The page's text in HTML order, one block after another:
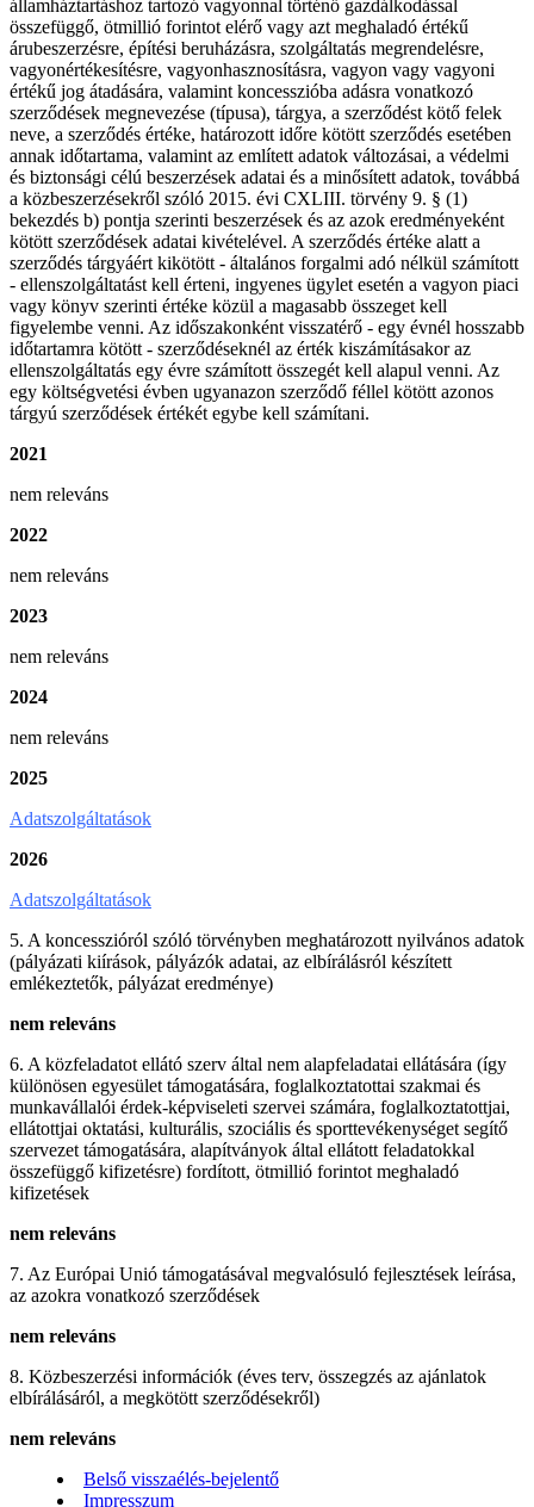
államháztartáshoz tartozó vagyonnal történő gazdálkodással
összefüggő, ötmillió forintot elérő vagy azt meghaladó értékű
árubeszerzésre, építési beruházásra, szolgáltatás megrendelésre,
vagyonértékesítésre, vagyonhasznosításra, vagyon vagy vagyoni
értékű jog átadására, valamint koncesszióba adásra vonatkozó
szerződések megnevezése (típusa), tárgya, a szerződést kötő felek
neve, a szerződés értéke, határozott időre kötött szerződés esetében
annak időtartama, valamint az említett adatok változásai, a védelmi
és biztonsági célú beszerzések adatai és a minősített adatok, továbbá
a közbeszerzésekről szóló 2015. évi CXLIII. törvény 9. § (1)
bekezdés b) pontja szerinti beszerzések és az azok eredményeként
kötött szerződések adatai kivételével. A szerződés értéke alatt a
szerződés tárgyáért kikötött - általános forgalmi adó nélkül számított
- ellenszolgáltatást kell érteni, ingyenes ügylet esetén a vagyon piaci
vagy könyv szerinti értéke közül a magasabb összeget kell
figyelembe venni. Az időszakonként visszatérő - egy évnél hosszabb
időtartamra kötött - szerződéseknél az érték kiszámításakor az
ellenszolgáltatás egy évre számított összegét kell alapul venni. Az
egy költségvetési évben ugyanazon szerződő féllel kötött azonos
tárgyú szerződések értékét egybe kell számítani.
2021
nem releváns
2022
nem releváns
2023
nem releváns
2024
nem releváns
2025
Adatszolgáltatások
2026
Adatszolgáltatások
5. A koncesszióról szóló törvényben meghatározott nyilvános adatok
(pályázati kiírások, pályázók adatai, az elbírálásról készített
emlékeztetők, pályázat eredménye)
nem releváns
6. A közfeladatot ellátó szerv által nem alapfeladatai ellátására (így
különösen egyesület támogatására, foglalkoztatottai szakmai és
munkavállalói érdek-képviseleti szervei számára, foglalkoztatottjai,
ellátottjai oktatási, kulturális, szociális és sporttevékenységet segítő
szervezet támogatására, alapítványok által ellátott feladatokkal
összefüggő kifizetésre) fordított, ötmillió forintot meghaladó
kifizetések
nem releváns
7. Az Európai Unió támogatásával megvalósuló fejlesztések leírása,
az azokra vonatkozó szerződések
nem releváns
8. Közbeszerzési információk (éves terv, összegzés az ajánlatok
elbírálásáról, a megkötött szerződésekről)
nem releváns
Belső visszaélés-bejelentő
Impresszum